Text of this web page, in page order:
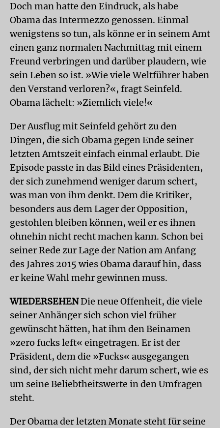
Doch man hatte den Eindruck, als habe
Obama das Intermezzo genossen. Einmal
wenigstens so tun, als könne er in seinem Amt
einen ganz normalen Nachmittag mit einem
Freund verbringen und darüber plaudern, wie
sein Leben so ist. »Wie viele Weltführer haben
den Verstand verloren?«, fragt Seinfeld.
Obama lächelt: »Ziemlich viele!«
Der Ausflug mit Seinfeld gehört zu den
Dingen, die sich Obama gegen Ende seiner
letzten Amtszeit einfach einmal erlaubt. Die
Episode passte in das Bild eines Präsidenten,
der sich zunehmend weniger darum schert,
was man von ihm denkt. Dem die Kritiker,
besonders aus dem Lager der Opposition,
gestohlen bleiben können, weil er es ihnen
ohnehin nicht recht machen kann. Schon bei
seiner Rede zur Lage der Nation am Anfang
des Jahres 2015 wies Obama darauf hin, dass
er keine Wahl mehr gewinnen muss.
WIEDERSEHENDie neue Offenheit, die viele
seiner Anhänger sich schon viel früher
gewünscht hätten, hat ihm den Beinamen
»zero fucks left« eingetragen. Er ist der
Präsident, dem die »Fucks« ausgegangen
sind, der sich nicht mehr darum schert, wie es
um seine Beliebtheitswerte in den Umfragen
steht.
Der Obama der letzten Monate steht für seine